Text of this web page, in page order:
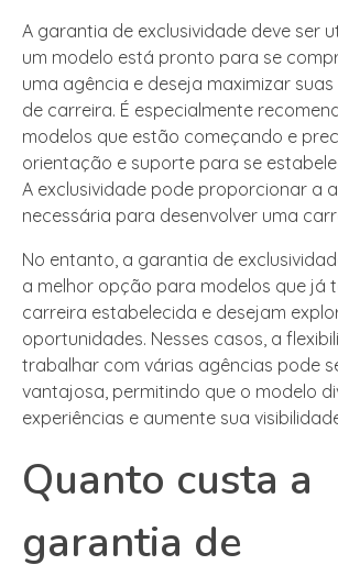
A garantia de exclusividade deve ser
um modelo está pronto para se
uma agência e deseja maximizar
de carreira. É especialmente
modelos que estão começando e
orientação e suporte para se
A exclusividade pode proporcionar a
necessária para desenvolver uma
No entanto, a garantia de
a melhor opção para modelos que já
carreira estabelecida e desejam
oportunidades. Nesses casos, a
trabalhar com várias agências pode
vantajosa, permitindo que o modelo
experiências e aumente sua
Quanto custa a
garantia de